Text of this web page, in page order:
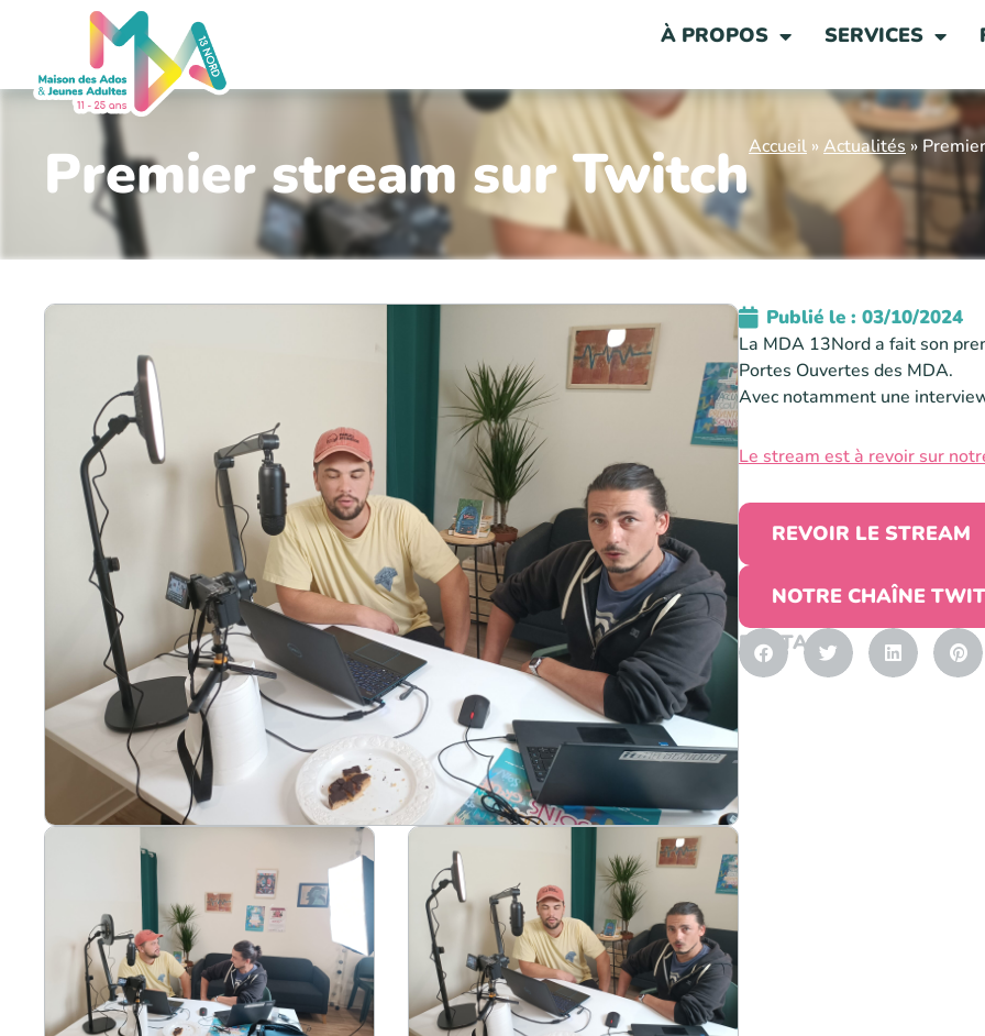
À PROPOS SERVICES
Premier stream sur TwitchAccueil » Actualités »
Publié le : 03/10/2024
La MDA 13Nord a fait son
Portes Ouvertes des MDA.
Avec notamment une
Le stream est à revoir sur
REVOIR LE STREAM
NOTRE CHAÎNE
PARTAGER